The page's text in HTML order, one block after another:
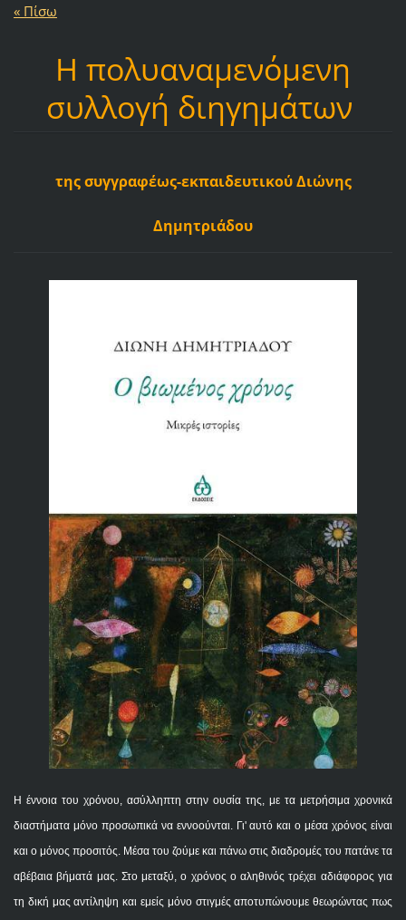
« Πίσω
Η πολυαναμενόμενη
συλλογή διηγημάτων
της συγγραφέως-εκπαιδευτικού Διώνης
Δημητριάδου
Η έννοια του χρόνου, ασύλληπτη στην ουσία της, με τα μετρήσιμα χρονικά
διαστήματα μόνο προσωπικά να εννοούνται. Γι' αυτό και ο μέσα χρόνος είναι
και ο μόνος προσιτός. Μέσα του ζούμε και πάνω στις διαδρομές του πατάνε τα
αβέβαια βήματά μας. Στο μεταξύ, ο χρόνος ο αληθινός τρέχει αδιάφορος για
τη δική μας αντίληψη και εμείς μόνο στιγμές αποτυπώνουμε θεωρώντας πως